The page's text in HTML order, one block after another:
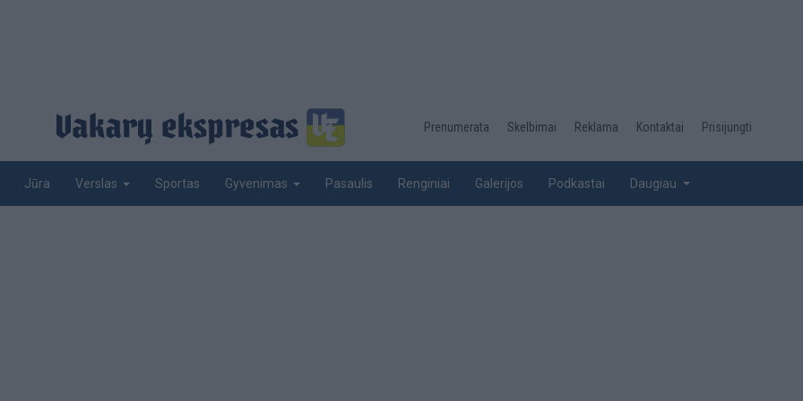
Desktop
top
Prenumerata Skelbimai Reklama Kontaktai Prisijungti
Jūra Verslas Sportas Gyvenimas Pasaulis Renginiai Galerijos Podkastai Daugiau